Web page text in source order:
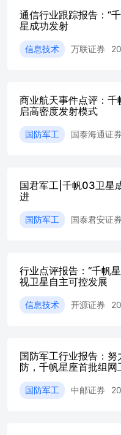
2.12个百分点，排
第七批组网卫星。3
尔滨—上海虹桥航线
元的PULS系统。
系研究中心特约研
个内地纵深地区，
可以向南海、台海
重点板块及卫星互
成功发射千帆星座
板块上涨，材料及
板块表现：材料及
好
理
航
天
全球军
贸
军工行业每周要
闻
通信行业跟踪报告：“
星成功发射
信息技术 万联证券
商业航天事件点评：
启高密度发射模式
国防军工 国泰海通证券
国君军工|千帆03卫星
进
国防军工 国泰君安证券
行业点评报告：“千帆
视卫星自主可控发展
信息技术 开源证券
国防军工行业报告：
防，千帆星座首批组网
国防军工 中邮证券